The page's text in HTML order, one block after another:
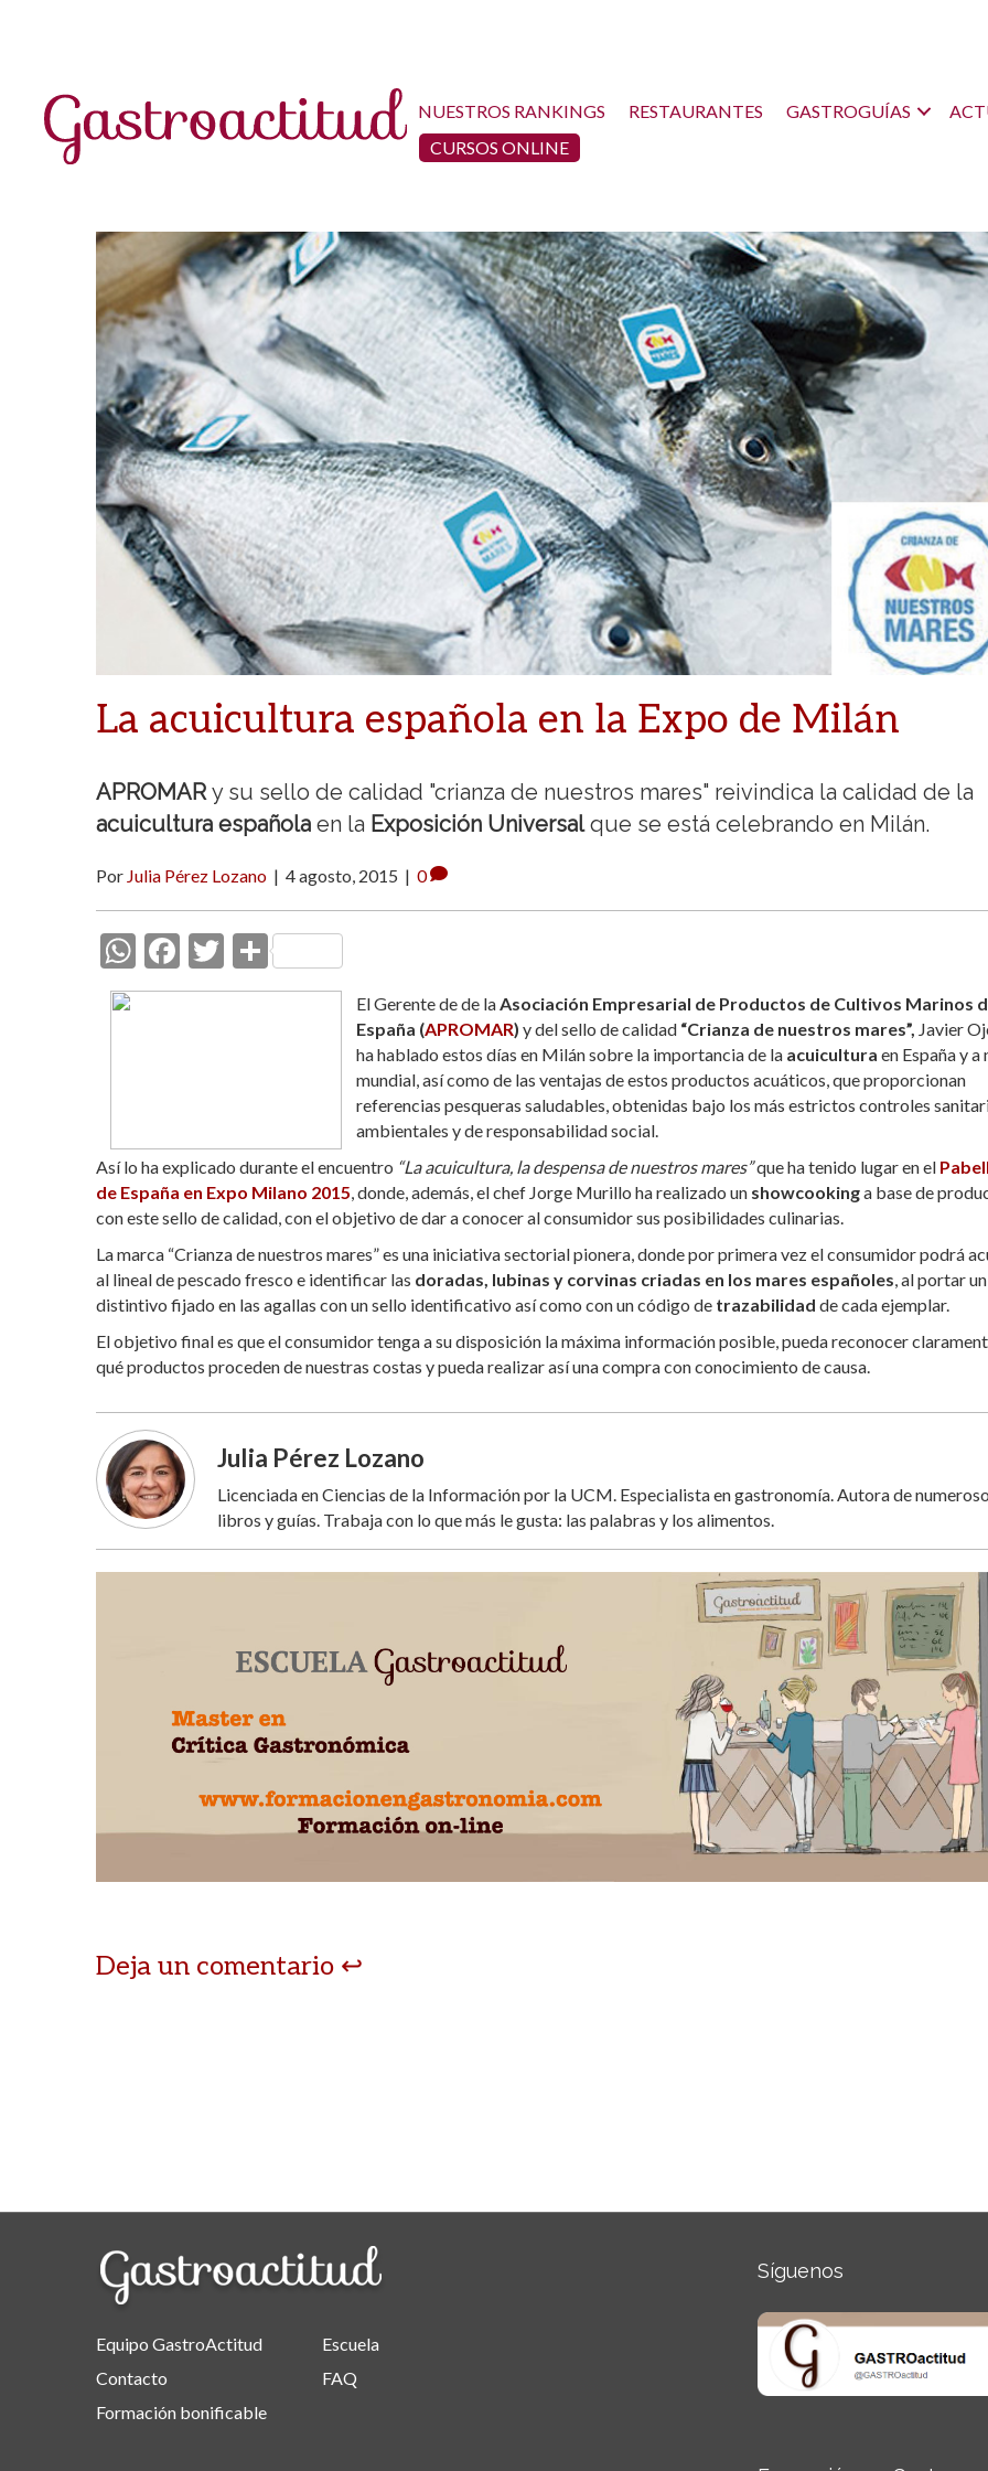
NUESTROS RANKINGS RESTAURANTES GASTROGUÍAS
CURSOS ONLINE
La acuicultura española en la Expo de Milán
APROMAR y su sello de calidad "crianza de nuestros mares" reivindica la calidad de la
acuicultura española en la Exposición Universalque se está celebrando en Milán.
Por Julia Pérez Lozano | 4 agosto, 2015 | 0
W
h
p
F
ac
k
T
w
C
o
r
El Gerente de de la Asociación Empresarial de Productos de Cultivos Marinos
España (APROMAR) y del sello de calidad “Crianza de nuestros mares”, Javier
ha hablado estos días en Milán sobre la importancia de la acuicultura en España y a
mundial, así como de las ventajas de estos productos acuáticos, que proporcionan
referencias pesqueras saludables, obtenidas bajo los más estrictos controles
ambientales y de responsabilidad social.
Así lo ha explicado durante el encuentro “La acuicultura, la despensa de nuestros mares”que ha tenido lugar en el
de España en Expo Milano 2015 , donde, además, el chef Jorge Murillo ha realizado un showcookinga base de
con este sello de calidad, con el objetivo de dar a conocer al consumidor sus posibilidades culinarias.
La marca “Crianza de nuestros mares” es una iniciativa sectorial pionera, donde por primera vez el consumidor podrá
al lineal de pescado fresco e identificar las doradas, lubinas y corvinas criadas en los mares españoles , al portar un
distintivo fijado en las agallas con un sello identificativo así como con un código de trazabilidad de cada ejemplar.
El objetivo final es que el consumidor tenga a su disposición la máxima información posible, pueda reconocer
qué productos proceden de nuestras costas y pueda realizar así una compra con conocimiento de causa.
Julia Pérez Lozano
Licenciada en Ciencias de la Información por la UCM. Especialista en gastronomía. Autora de
libros y guías. Trabaja con lo que más le gusta: las palabras y los alimentos.
Deja un comentario
Equipo GastroActitud
Contacto
Formación bonificable
Escuela
FAQ
Síguenos